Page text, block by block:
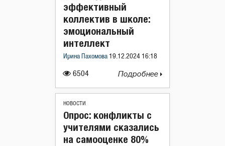
6504
эффективный
коллектив в школе:
эмоциональный
интеллект
Ирина Пахомова 19.12.2024 16:18
Подробнее
НОВОСТИ
Опрос: конфликты с
учителями сказались
на самооценке 80%